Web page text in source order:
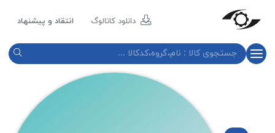
دانلود کاتالوگ انتقاد و پیشنهاد